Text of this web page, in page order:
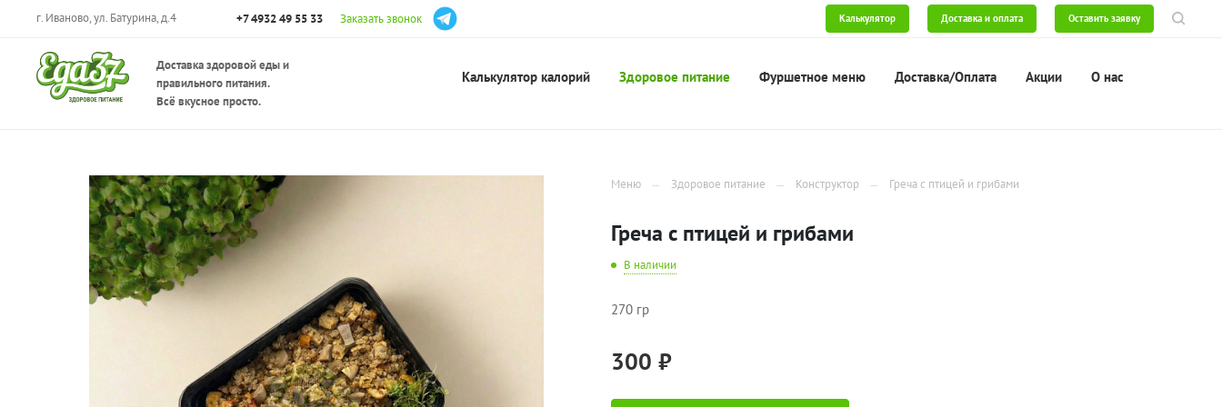
г. Иваново, ул. Батурина, д.4 +7 4932 49 55 33 Заказать звонок Оставить заявку
Доставка и оплата
Калькулятор
Доставка здоровой еды и
правильного питания.
Всё вкусное просто.
Калькулятор калорий Здоровое питание Фуршетное меню Доставка/Оплата Акции О нас
Меню Здоровое питание Конструктор Греча с птицей и грибами
Греча с птицей и грибами
В наличии
270 гр
300 ₽